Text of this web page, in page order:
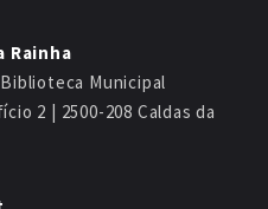
Rainha
Municipal
2 | 2500-208 Caldas da